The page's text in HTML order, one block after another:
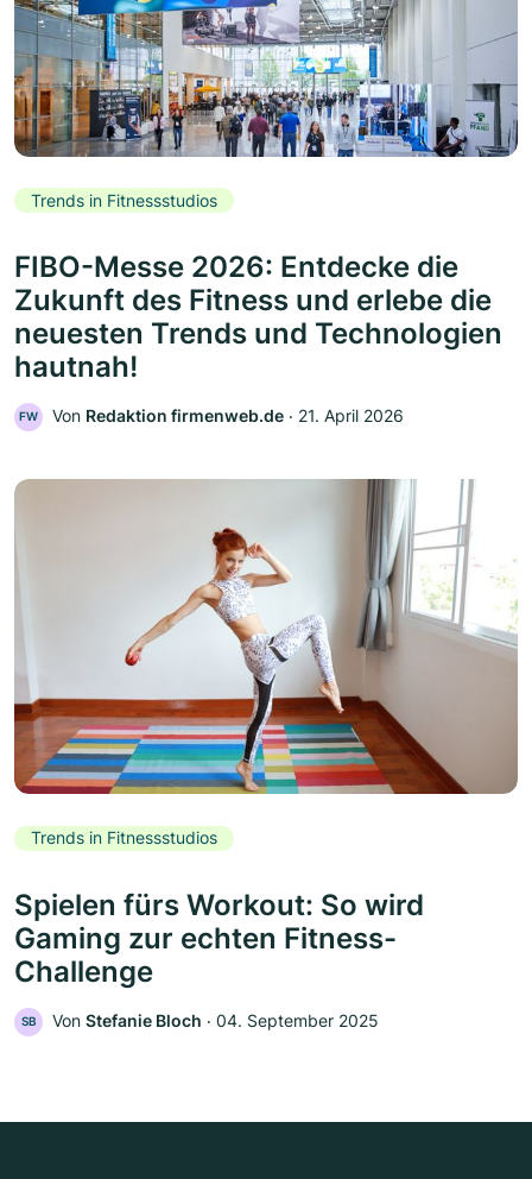
Trends in Fitnessstudios
FIBO-Messe 2026: Entdecke die
Zukunft des Fitness und erlebe die
neuesten Trends und Technologien
hautnah!
FW Von Redaktion firmenweb.de ‧ 21. April 2026
Trends in Fitnessstudios
Spielen fürs Workout: So wird
Gaming zur echten Fitness-
Challenge
SB Von Stefanie Bloch ‧ 04. September 2025